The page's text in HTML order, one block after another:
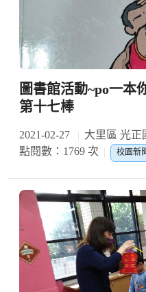
圖書館活動~po一本
第十七棒
2021-02-27
大里區 光正
點閱數：1769 次
校園新